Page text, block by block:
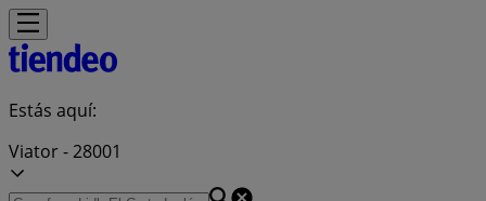
Estás aquí:
Viator - 28001